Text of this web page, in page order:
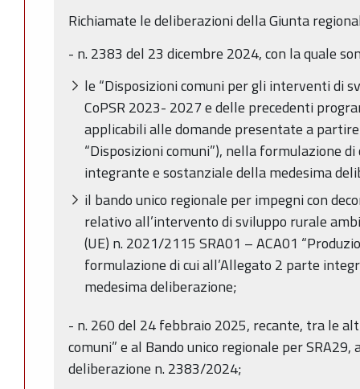
Richiamate le deliberazioni della Giunta
- n. 2383 del 23 dicembre 2024, con la quale
le “Disposizioni comuni per gli interventi di
CoPSR 2023- 2027 e delle precedenti
applicabili alle domande presentate a
“Disposizioni comuni”), nella formulazione
integrante e sostanziale della medesima
il bando unico regionale per impegni con
relativo all’intervento di sviluppo rurale
(UE) n. 2021/2115 SRA01 – ACA01
formulazione di cui all’Allegato 2 parte
medesima deliberazione;
- n. 260 del 24 febbraio 2025, recante, tra le
comuni” e al Bando unico regionale per
deliberazione n. 2383/2024;